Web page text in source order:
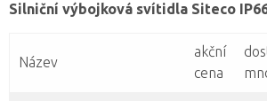
Silniční výbojková svítidla Siteco
Název
akční
cena